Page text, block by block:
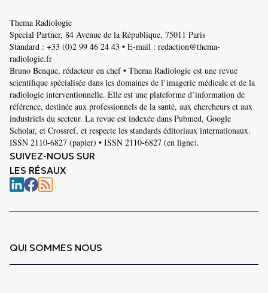
Thema Radiologie
Special Partner, 84 Avenue de la République, 75011 Paris
Standard : +33 (0)2 99 46 24 43 • E-mail : redaction@thema-
radiologie.fr
Bruno Benque, rédacteur en chef • Thema Radiologie est une revue
scientifique spécialisée dans les domaines de l’imagerie médicale et de la
radiologie interventionnelle. Elle est une plateforme d’information de
référence, destinée aux professionnels de la santé, aux chercheurs et aux
industriels du secteur. La revue est indexée dans Pubmed, Google
Scholar, et Crossref, et respecte les standards éditoriaux internationaux.
ISSN 2110-6827 (papier) • ISSN 2110-6827 (en ligne).
SUIVEZ-NOUS SUR
LES RÉSAUX
QUI SOMMES NOUS